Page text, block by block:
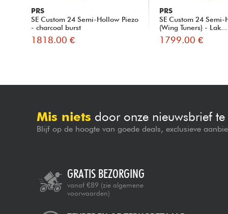
PRS
SE Custom 24 Semi-Hollow Piezo
- charcoal burst
1818.00 €
PRS
SE Custom 24 Semi-
(Wing Tuners) - Lak...
1799.00 €
Mis niets door onze nieuwsbrief
Blijf op de hoogte van goede deals, exclusieve
GRATIS BEZORGING
vanaf €89 (zie algemene
voorwaarden)